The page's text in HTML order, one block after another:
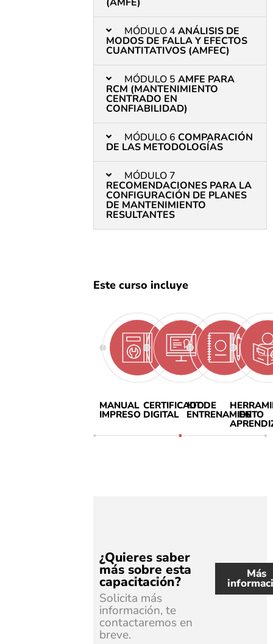
MÓDULO 4ANÁLISIS DE
MODOS DE FALLA Y EFECTOS
CUANTITATIVOS (AMFEC)
MÓDULO 5AMFE PARA
RCM (MANTENIMIENTO
CENTRADO EN
CONFIABILIDAD)
MÓDULO 6COMPARACIÓN
DE LAS METODOLOGÍAS
MÓDULO 7
RECOMENDACIONES PARA LA
CONFIGURACIÓN DE PLANES
DE MANTENIMIENTO
RESULTANTES
Este curso incluye
MANUAL
IMPRESO
CERTIFICADO
DIGITAL
KIT DE
ENTRENAMIENTO
DE
¿Quieres saber
más sobre esta
capacitación?
Solicita más
información, te
contactaremos en
breve.
Más